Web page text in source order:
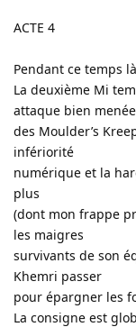
ACTE 4
Pendant ce temps
La deuxième Mi
attaque bien menée
des Moulder’s
infériorité
numérique et la
plus
(dont mon frappe
les maigres
survivants de son
Khemri passer
pour épargner les
La consigne est